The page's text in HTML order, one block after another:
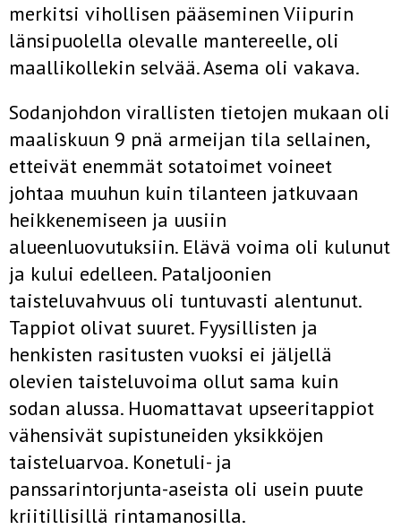
merkitsi vihollisen pääseminen Viipurin
länsipuolella olevalle mantereelle, oli
maallikollekin selvää. Asema oli vakava.
Sodanjohdon virallisten tietojen mukaan oli
maaliskuun 9 pnä armei­jan tila sellainen,
etteivät enemmät sotatoimet voineet
johtaa muuhun kuin tilanteen jatkuvaan
heikkenemiseen ja uusiin
alueenluovutuksiin. Elävä voima oli kulunut
ja kului edelleen. Pataljoonien
taisteluvahvuus oli tuntuvasti alentunut.
Tappiot olivat suuret. Fyysillisten ja
henkisten rasitusten vuoksi ei jäljellä
olevien taisteluvoima ollut sama kuin
sodan alussa. Huomattavat upseeritappiot
vähensivät supistuneiden yksikkö­jen
taisteluarvoa. Konetuli- ja
panssarintorjunta-aseista oli usein puute
kriitillisillä rintamanosilla.